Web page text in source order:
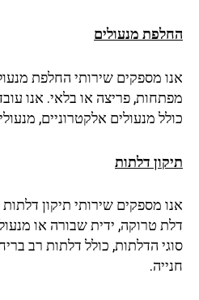
החלפת מנעולים
אנו מספקים שירותי החלפת
מפתחות, פריצה או בלאי. אנו
כולל מנעולים אלקטרוניים,
תיקון דלתות
אנו מספקים שירותי תיקון
דלת טרוקה, ידית שבורה או
סוגי הדלתות, כולל דלתות רב
חנייה.